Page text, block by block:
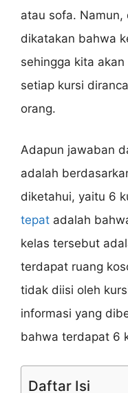
atau sofa.
dikatakan bahwa
sehingga kita
setiap kursi
orang.
Adapun jawaban
adalah
diketahui, yaitu 6
tepat adalah
kelas tersebut
terdapat ruang
tidak diisi oleh
informasi yang
bahwa terdapat 6
Daftar Isi